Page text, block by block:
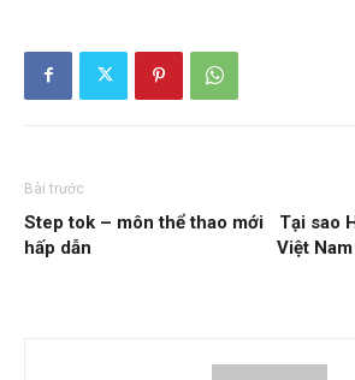
Bài trước
Step tok – môn thể thao mới
hấp dẫn
Tại sao
Việt